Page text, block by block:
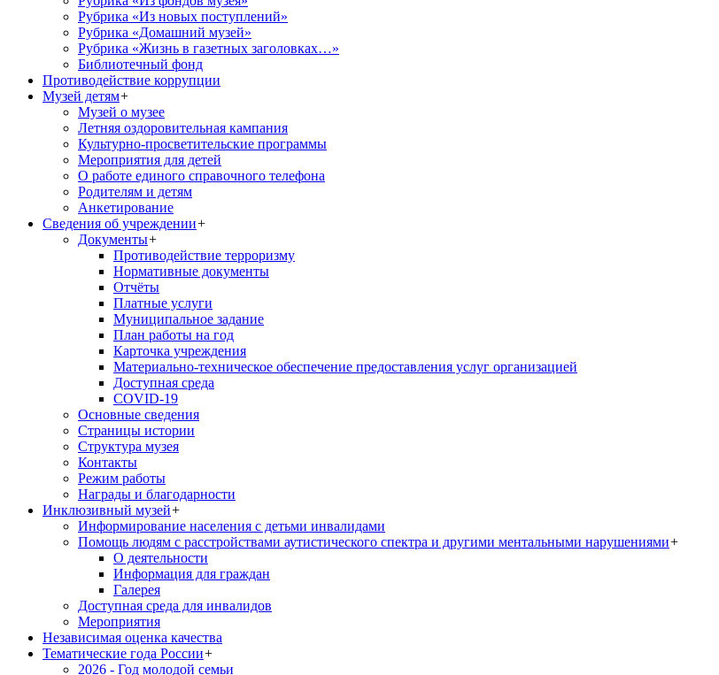
Рубрика «Из новых поступлений»
Рубрика «Домашний музей»
Рубрика «Жизнь в газетных заголовках…»
Библиотечный фонд
Противодействие коррупции
Музей детям+
Музей о музее
Летняя оздоровительная кампания
Культурно-просветительские программы
Мероприятия для детей
О работе единого справочного телефона
Родителям и детям
Анкетирование
Сведения об учреждении+
Документы+
Противодействие терроризму
Нормативные документы
Отчёты
Платные услуги
Муниципальное задание
План работы на год
Карточка учреждения
Материально-техническое обеспечение предоставления услуг организацией
Доступная среда
COVID-19
Основные сведения
Страницы истории
Структура музея
Контакты
Режим работы
Награды и благодарности
Инклюзивный музей+
Информирование населения с детьми инвалидами
Помощь людям с расстройствами аутистического спектра и другими ментальными нарушениями+
О деятельности
Информация для граждан
Галерея
Доступная среда для инвалидов
Мероприятия
Независимая оценка качества
Тематические года России+
2026 - Год молодой семьи